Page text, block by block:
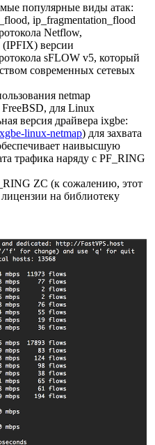
популярные виды атак:
ip_fragmentation_flood
Netflow,
версии
sFLOW v5, который
современных сетевых
netmap
для Linux
версия драйвера ixgbe:
linux-netmap) для захвата
наивысшую
трафика наряду с PF_RING
ZC (к сожалению, этот
на библиотеку